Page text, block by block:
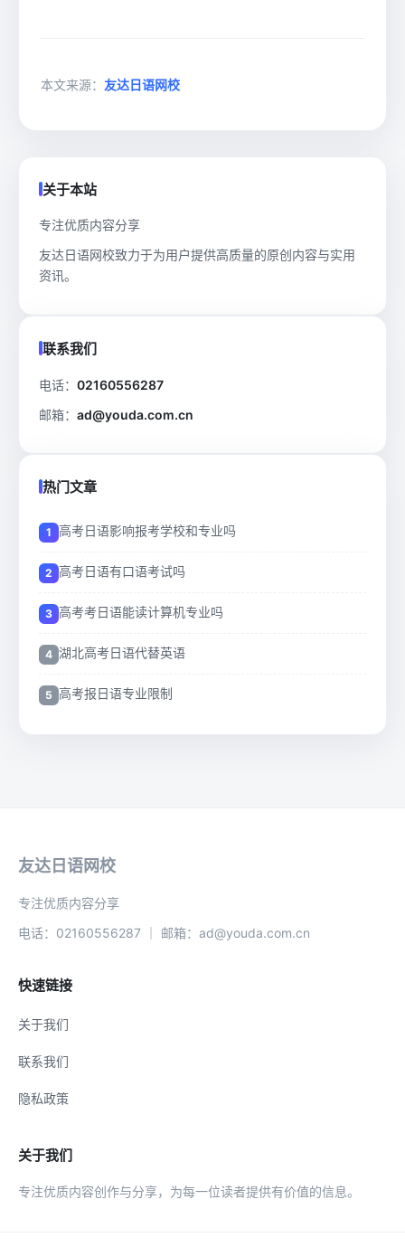
本文来源： 友达日语网校
关于本站
专注优质内容分享
友达日语网校致力于为用户提供高质量的原创内容与实用
资讯。
联系我们
电话： 02160556287
邮箱： ad@youda.com.cn
热门文章
高考日语影响报考学校和专业吗
高考日语有口语考试吗
高考考日语能读计算机专业吗
湖北高考日语代替英语
高考报日语专业限制
友达日语网校
专注优质内容分享
电话：02160556287 ｜ 邮箱：ad@youda.com.cn
快速链接
关于我们
联系我们
隐私政策
关于我们
专注优质内容创作与分享，为每一位读者提供有价值的信息。